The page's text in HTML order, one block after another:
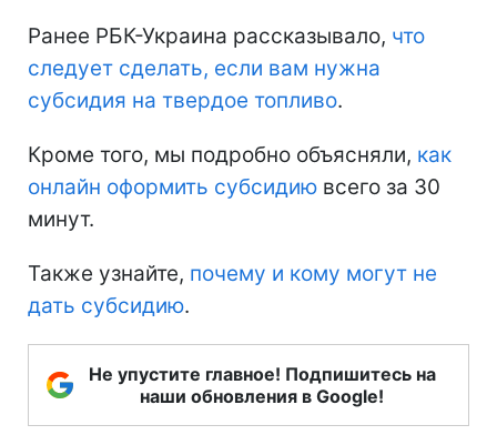
Ранее РБК-Украина рассказывало, что
следует сделать, если вам нужна
субсидия на твердое топливо.
Кроме того, мы подробно объясняли, как
онлайн оформить субсидию всего за 30
минут.
Также узнайте, почему и кому могут не
дать субсидию.
Не упустите главное! Подпишитесь на
наши обновления в Google!